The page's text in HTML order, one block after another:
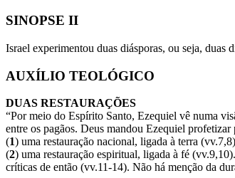
SINOPSE II
Israel experimentou duas diásporas, ou seja, duas
AUXÍLIO TEOLÓGICO
DUAS RESTAURAÇÕES
“Por meio do Espírito Santo, Ezequiel vê numa
entre os pagãos. Deus mandou Ezequiel
(1) uma restauração nacional, ligada à terra
(2) uma restauração espiritual, ligada à fé
críticas de então (vv.11-14). Não há menção da